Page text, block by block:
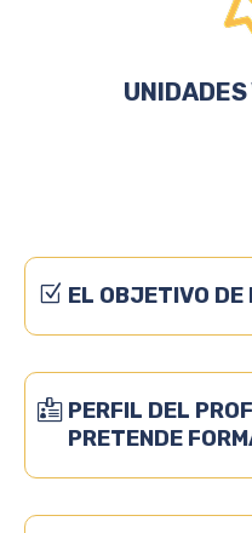
EL OBJETIVO DE
PERFIL DEL
PRETENDE